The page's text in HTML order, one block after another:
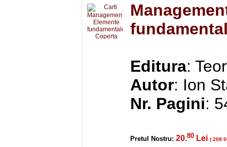
Editura:
Autor: Ion
Nr. Pagini:
Pretul Nostru: 20.80 Lei ( 208